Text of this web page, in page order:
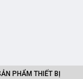
PHẨM THIẾT BỊ